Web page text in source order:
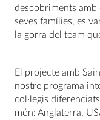
descobriments amb
seves famílies, es
la gorra del team
El projecte amb
nostre programa
col·legis
món: Anglaterra,